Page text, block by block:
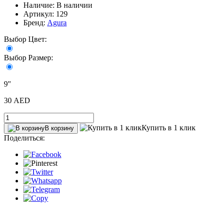
Наличие: В наличии
Артикул: 129
Бренд: Agura
Выбор Цвет:
Выбор Размер:
9"
30 AED
В корзину
Купить в 1 клик
Поделиться: